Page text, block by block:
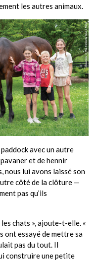
les autres animaux.
avec un autre
et de hennir
nous lui avons laissé son
côté de la clôture —
pas qu’ils
les chats », ajoute-t-elle. «
ont essayé de mettre sa
pas du tout. Il
construire une petite